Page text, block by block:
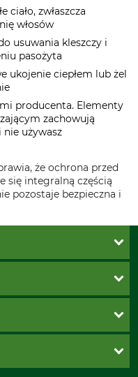
ciało, zwłaszcza
włosów
usuwania kleszczy i
pasożyta
ukojenie ciepłem lub żel
producenta. Elementy
zachowują
nie używasz
że ochrona przed
się integralną częścią
pozostaje bezpieczna i